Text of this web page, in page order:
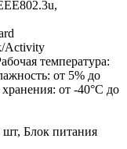
Activity
температура:
от 5% до
от -40°C до
Блок питания